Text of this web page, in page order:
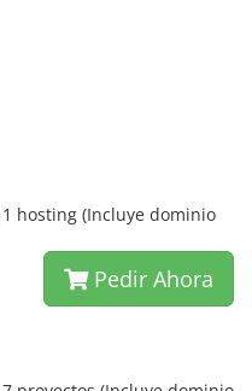
hosting (Incluye dominio
Pedir Ahora